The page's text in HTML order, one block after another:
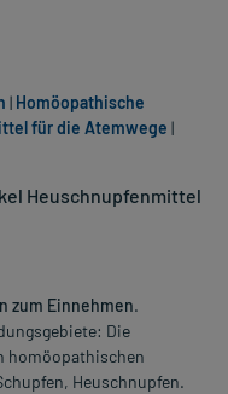
Heuschnupfenmittel
zum Einnehmen.
Die
homöopathischen
Heuschnupfen.
| Homöopathische
für die Atemwege |